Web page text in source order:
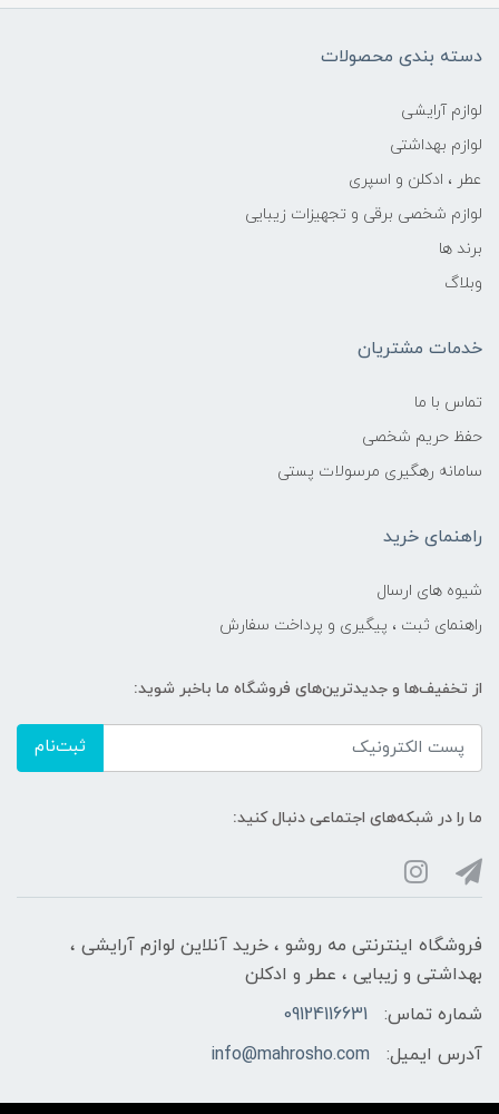
دسته بندی محصولات
لوازم آرایشی
لوازم بهداشتی
عطر ، ادکلن و اسپری
لوازم شخصی برقی و تجهیزات زیبایی
برند ها
وبلاگ
خدمات مشتریان
تماس با ما
حفظ حریم شخصی
سامانه رهگیری مرسولات پستی
راهنمای خرید
شیوه های ارسال
راهنمای ثبت ، پیگیری و پرداخت سفارش
از تخفیف‌ها و جدیدترین‌های فروشگاه ما باخبر شوید:
ثبت‌نام
ما را در شبکه‌های اجتماعی دنبال کنید:
فروشگاه اینترنتی مه‌ رو‌شو ، خرید آنلاین لوازم آرایشی ،
بهداشتی و زیبایی ، عطر و ادکلن
شماره تماس:
09124116631
آدرس ایمیل:
info@mahrosho.com